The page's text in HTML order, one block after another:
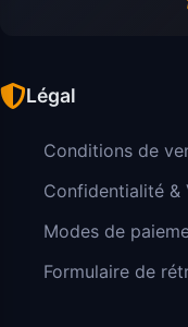
Légal
Conditions de
Confidentialité &
Modes de
Formulaire de